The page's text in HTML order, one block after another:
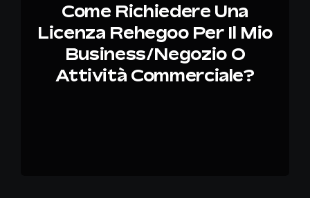
Come Richiedere Una
Licenza Rehegoo Per Il Mio
Business/negozio O
Attività Commerciale?